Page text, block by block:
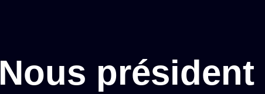
Nous président